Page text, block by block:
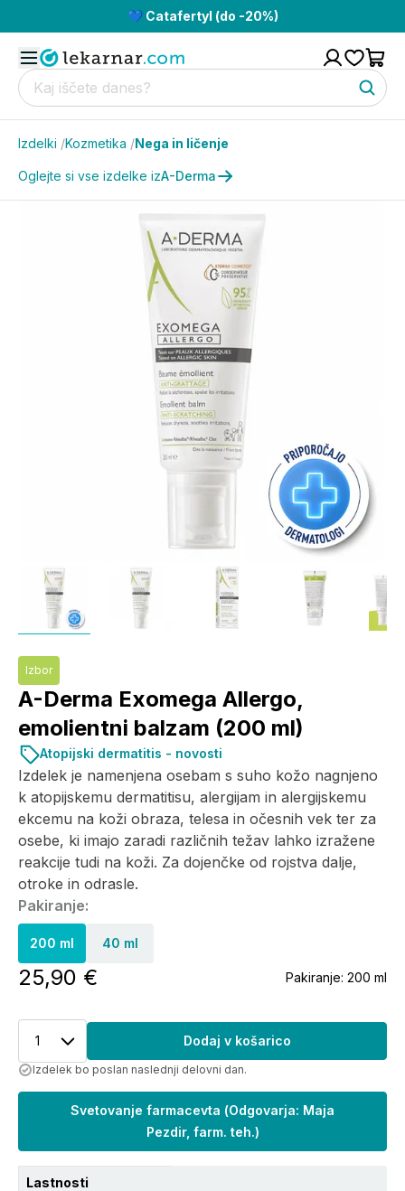
💙 Catafertyl (do -20%)
Izdelki /Kozmetika /Nega in ličenje
Oglejte si vse izdelke izA-Derma
Izbor
A-Derma Exomega Allergo,
emolientni balzam (200 ml)
Izdelek je namenjena osebam s suho kožo nagnjeno
k atopijskemu dermatitisu, alergijam in alergijskemu
ekcemu na koži obraza, telesa in očesnih vek ter za
osebe, ki imajo zaradi različnih težav lahko izražene
reakcije tudi na koži. Za dojenčke od rojstva dalje,
otroke in odrasle.
Pakiranje:
200 ml 40 ml
25,90 € Pakiranje: 200 ml
Atopijski dermatitis - novosti
1 Dodaj v košarico
Izdelek bo poslan naslednji delovni dan.
Svetovanje farmacevta (Odgovarja: Maja
Pezdir, farm. teh.)
Lastnosti